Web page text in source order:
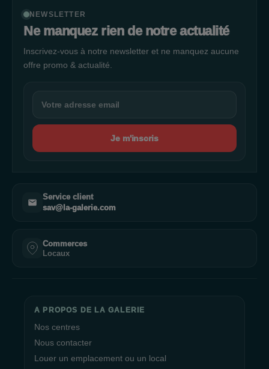
NEWSLETTER
Ne manquez rien de notre actualité
Inscrivez-vous à notre newsletter et ne manquez aucune
offre promo & actualité.
Je m'inscris
Service client
sav@la-galerie.com
Commerces
Locaux
A PROPOS DE LA GALERIE
Nos centres
Nous contacter
Louer un emplacement ou un local